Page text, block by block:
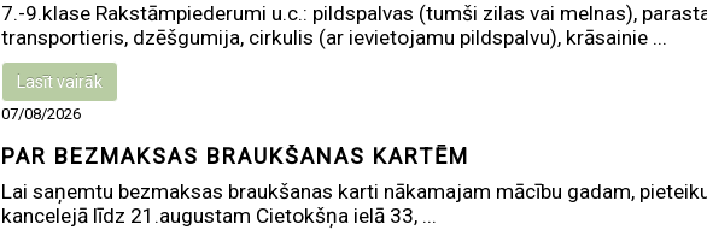
7.-9.klase Rakstāmpiederumi u.c.: pildspalvas (tumši zilas vai melnas),
transportieris, dzēšgumija, cirkulis (ar ievietojamu pildspalvu), krāsainie ...
Lasīt vairāk
07/08/2026
PAR BEZMAKSAS BRAUKŠANAS KARTĒM
Lai saņemtu bezmaksas braukšanas karti nākamajam mācību gadam,
kancelejā līdz 21.augustam Cietokšņa ielā 33, ...